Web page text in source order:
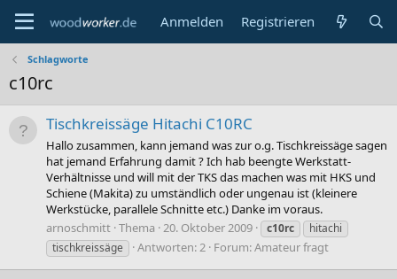
Anmelden Registrieren
Schlagworte
c10rc
Tischkreissäge Hitachi C10RC
Hallo zusammen, kann jemand was zur o.g. Tischkreissäge sagen
hat jemand Erfahrung damit ? Ich hab beengte Werkstatt-
Verhältnisse und will mit der TKS das machen was mit HKS und
Schiene (Makita) zu umständlich oder ungenau ist (kleinere
Werkstücke, parallele Schnitte etc.) Danke im voraus.
arnoschmitt Thema 20. Oktober 2009 c10rc
hitachi
tischkreissäge
Antworten: 2 Forum:Amateur fragt